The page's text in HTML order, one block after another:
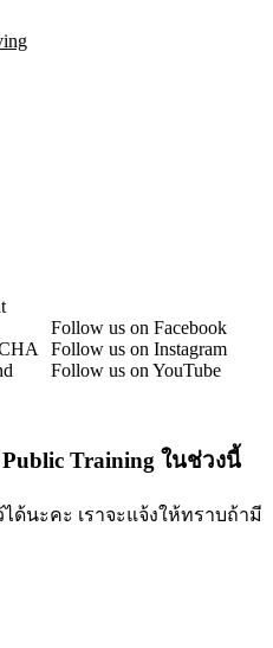
Follow us on Facebook
Follow us on Instagram
Follow us on YouTube
Training ในช่วงนี้
ด้นะคะ เราจะแจ้งให้ทราบถ้ามี